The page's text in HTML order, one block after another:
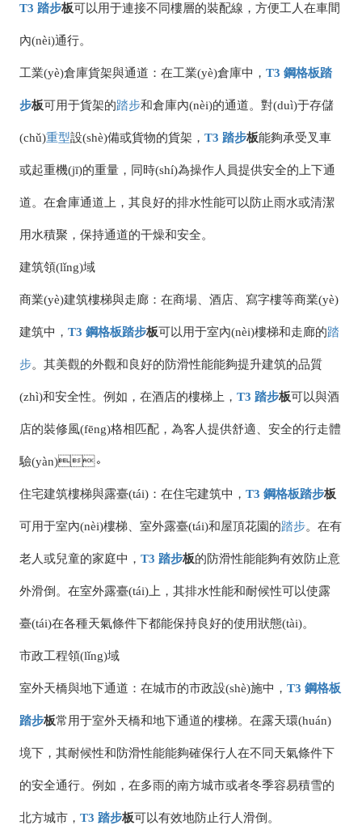
T3 踏步板可以用于連接不同樓層的裝配線，方便工人在車間
內(nèi)通行。
工業(yè)倉庫貨架與通道：在工業(yè)倉庫中，T3 鋼格板踏
步板可用于貨架的踏步和倉庫內(nèi)的通道。對(duì)于存儲
(chǔ)重型設(shè)備或貨物的貨架，T3 踏步板能夠承受叉車
或起重機(jī)的重量，同時(shí)為操作人員提供安全的上下通
道。在倉庫通道上，其良好的排水性能可以防止雨水或清潔
用水積聚，保持通道的干燥和安全。
建筑領(lǐng)域
商業(yè)建筑樓梯與走廊：在商場、酒店、寫字樓等商業(yè)
建筑中，T3 鋼格板踏步板可以用于室內(nèi)樓梯和走廊的踏
步。其美觀的外觀和良好的防滑性能能夠提升建筑的品質
(zhì)和安全性。例如，在酒店的樓梯上，T3 踏步板可以與酒
店的裝修風(fēng)格相匹配，為客人提供舒適、安全的行走體
驗(yàn)。
住宅建筑樓梯與露臺(tái)：在住宅建筑中，T3 鋼格板踏步板
可用于室內(nèi)樓梯、室外露臺(tái)和屋頂花園的踏步。在有
老人或兒童的家庭中，T3 踏步板的防滑性能能夠有效防止意
外滑倒。在室外露臺(tái)上，其排水性能和耐候性可以使露
臺(tái)在各種天氣條件下都能保持良好的使用狀態(tài)。
市政工程領(lǐng)域
室外天橋與地下通道：在城市的市政設(shè)施中，T3 鋼格板
踏步板常用于室外天橋和地下通道的樓梯。在露天環(huán)
境下，其耐候性和防滑性能能夠確保行人在不同天氣條件下
的安全通行。例如，在多雨的南方城市或者冬季容易積雪的
北方城市，T3 踏步板可以有效地防止行人滑倒。